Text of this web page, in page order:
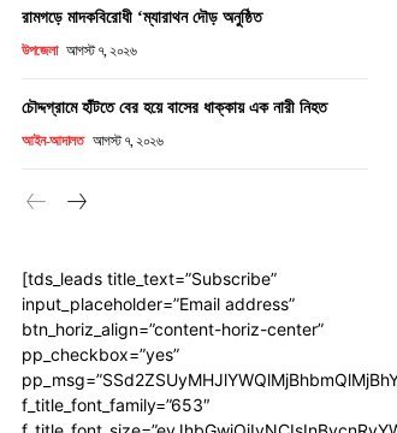
রামগড়ে মাদকবিরোধী ‘ম্যারাথন দৌড় অনুষ্ঠিত
উপজেলা আগস্ট ৭, ২০২৬
চৌদ্দগ্রামে হাঁটতে বের হয়ে বাসের ধাক্কায় এক নারী নিহত
আইন-আদালত আগস্ট ৭, ২০২৬
[tds_leads title_text=”Subscribe”
input_placeholder=”Email address”
btn_horiz_align=”content-horiz-center”
pp_checkbox=”yes”
f_title_font_family=”653″